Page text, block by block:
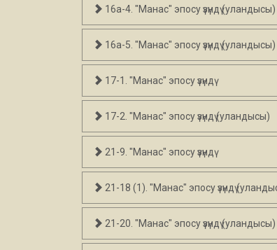
16а-4. "Манас" эпосу үзүндү (уландысы)
16а-5. "Манас" эпосу үзүндү (уландысы)
17-1. "Манас" эпосу үзүндү
17-2. "Манас" эпосу үзүндү (уландысы)
21-9. "Манас" эпосу үзүндү
21-18 (1). "Манас" эпосу үзүндү
21-20. "Манас" эпосу үзүндү (уландысы)